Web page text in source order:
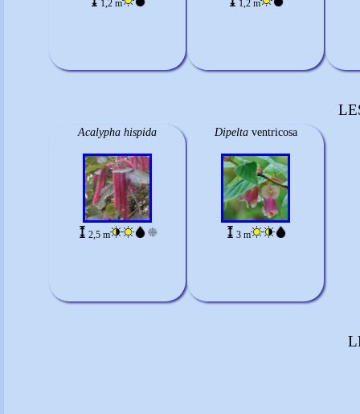
1,2 m 1,2 m
Acalypha hispida
2,5 m
Dipelta ventricosa
3 m